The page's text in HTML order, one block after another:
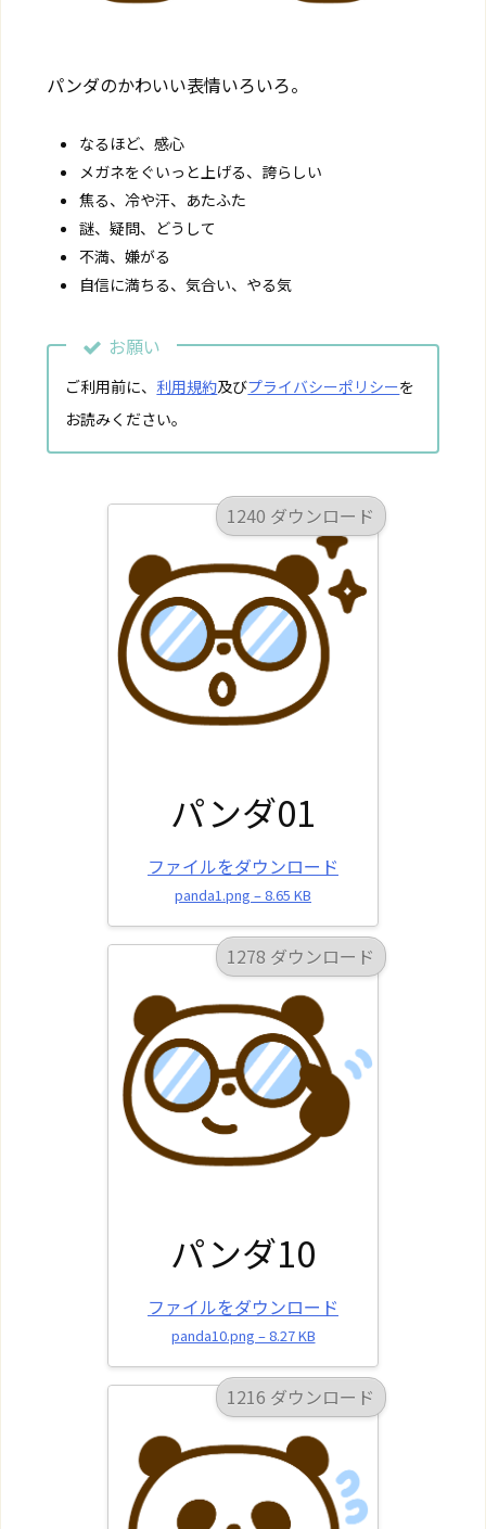
パンダのかわいい表情いろいろ。
なるほど、感心
メガネをぐいっと上げる、誇らしい
焦る、冷や汗、あたふた
謎、疑問、どうして
不満、嫌がる
自信に満ちる、気合い、やる気
お願い
ご利用前に、 利用規約及びプライバシーポリシーを
お読みください。
1240 ダウンロード
パンダ01
ファイルをダウンロード
panda1.png – 8.65 KB
1278 ダウンロード
パンダ10
ファイルをダウンロード
panda10.png – 8.27 KB
1216 ダウンロード